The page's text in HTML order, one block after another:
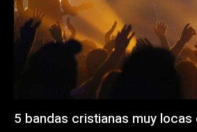
5 bandas cristianas muy locas